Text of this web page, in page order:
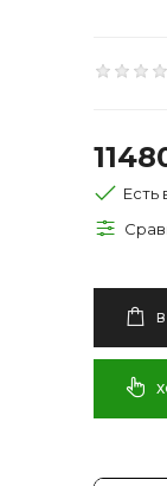
Есть